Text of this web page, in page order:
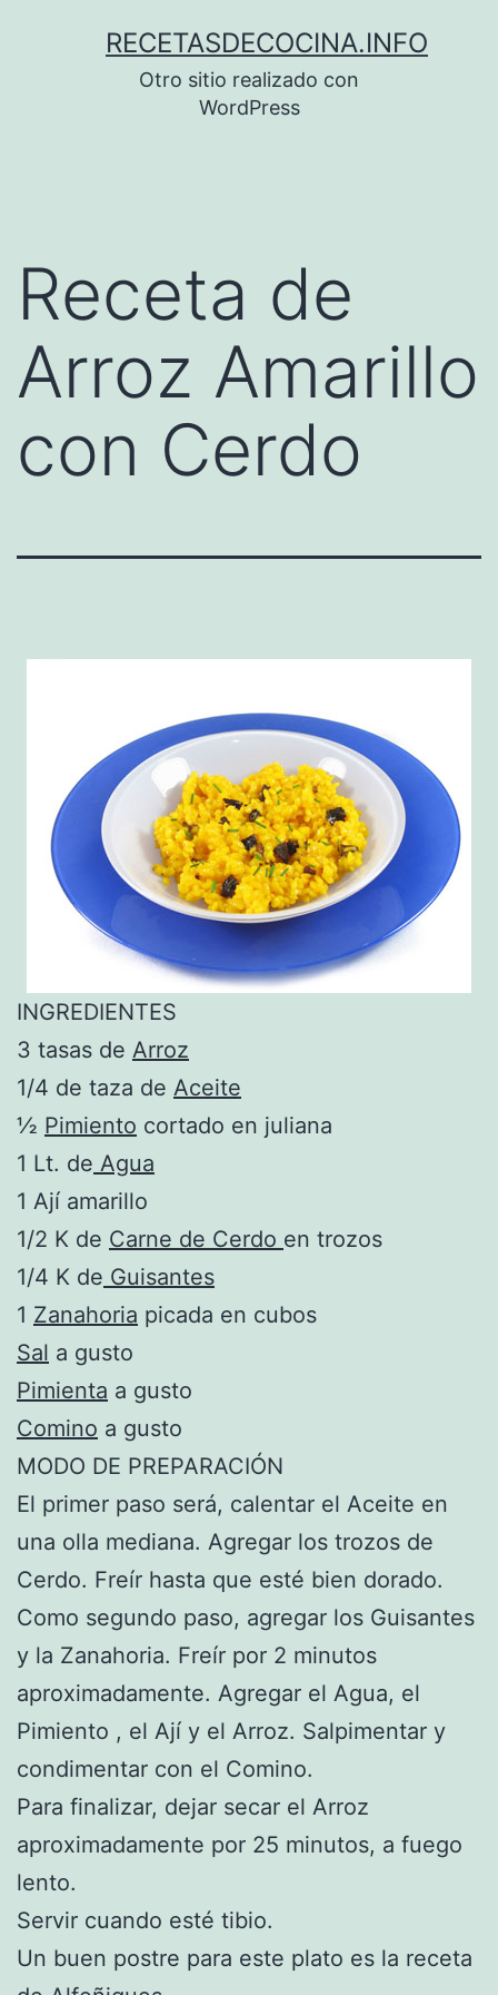
RECETASDECOCINA.INFO
Otro sitio realizado con
WordPress
Receta de
Arroz Amarillo
con Cerdo
INGREDIENTES
3 tasas de Arroz
1/4 de taza de Aceite
½ Pimiento cortado en juliana
1 Lt. de Agua
1 Ají amarillo
1/2 K de Carne de Cerdo en trozos
1/4 K de Guisantes
1 Zanahoria picada en cubos
Sal a gusto
Pimienta a gusto
Comino a gusto
MODO DE PREPARACIÓN
El primer paso será, calentar el Aceite en
una olla mediana. Agregar los trozos de
Cerdo. Freír hasta que esté bien dorado.
Como segundo paso, agregar los Guisantes
y la Zanahoria. Freír por 2 minutos
aproximadamente. Agregar el Agua, el
Pimiento , el Ají y el Arroz. Salpimentar y
condimentar con el Comino.
Para finalizar, dejar secar el Arroz
aproximadamente por 25 minutos, a fuego
lento.
Servir cuando esté tibio.
Un buen postre para este plato es la receta